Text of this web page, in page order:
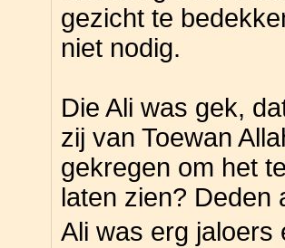
gezicht te
niet nodig.
Die Ali was gek,
zij van Toewan
gekregen om het
laten zien? Deden
Ali was erg